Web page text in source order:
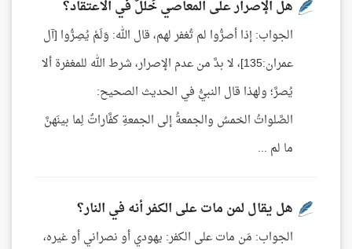
هل الإصرار على المعاصي خَللٌ في الاعتقاد؟
الجواب: إذا أصرُّوا لم تُغفر لهم، قال الله: وَلَمْ يُصِرُّوا [آل
عمران:135]، لا بدَّ من عدم الإصرار، شرط الله للمغفرة ألا
يُصرَّ؛ ولهذا قال النبيُّ في الحديث الصحيح:
الصَّلواتُ الخمسُ والجمعةُ إلى الجمعةِ كفَّاراتٌ لِما بينَهنَّ
ما لم ...
هل يقال لمن مات على الكفر أنه في النار؟
الجواب: مَن مات على الكفر: يهودي أو نصراني أو غيره،